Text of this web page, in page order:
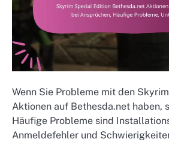
Wenn Sie Probleme mit den
Aktionen auf Bethesda.net haben,
Häufige Probleme sind
Anmeldefehler und